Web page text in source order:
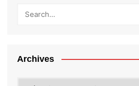
Archives